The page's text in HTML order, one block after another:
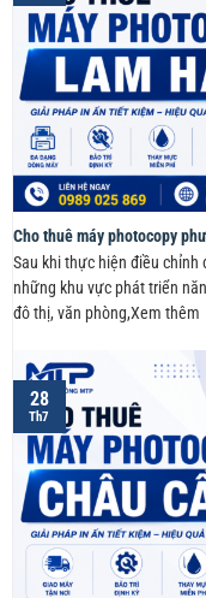
Cho thuê máy photocopy
Sau khi thực hiện điều
những khu vực phát triển
đô thị, văn phòng,Xem thêm
28
Th7